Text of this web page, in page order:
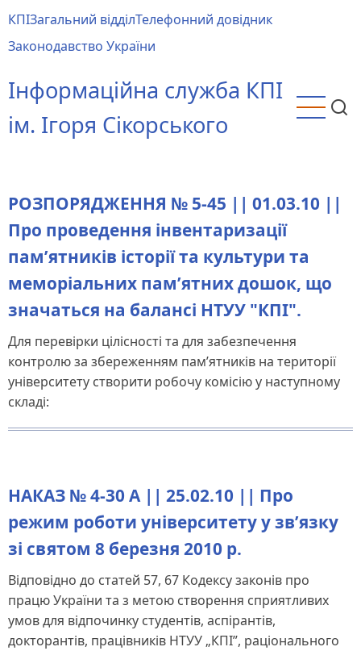
до
основного
КПІЗагальний відділТелефонний довідник
Законодавство України
Інформаційна служба КПІ
ім. Ігоря Сікорського
РОЗПОРЯДЖЕННЯ № 5-45 || 01.03.10 ||
Про проведення інвентаризації
пам’ятників історії та культури та
меморіальних пам’ятних дошок, що
значаться на балансі НТУУ "КПІ".
Для перевірки цілісності та для забезпечення
контролю за збереженням пам’ятників на території
університету створити робочу комісію у наступному
складі:
НАКАЗ № 4-30 А || 25.02.10 || Про
режим роботи університету у зв’язку
зі святом 8 березня 2010 р.
Відповідно до статей 57, 67 Кодексу законів про
працю України та з метою створення сприятливих
умов для відпочинку студентів, аспірантів,
докторантів, працівників НТУУ „КПІ”, раціонального